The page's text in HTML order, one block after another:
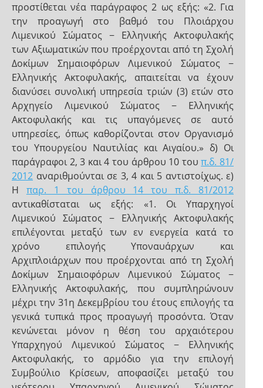
προστίθεται νέα παράγραφος 2 ως εξής: «2. Για
την προαγωγή στο βαθμό του Πλοιάρχου
Λιμενικού Σώματος − Ελληνικής Ακτοφυλακής
των Αξιωματικών που προέρχονται από τη Σχολή
Δοκίμων Σημαιοφόρων Λιμενικού Σώματος −
Ελληνικής Ακτοφυλακής, απαιτείται να έχουν
διανύσει συνολική υπηρεσία τριών (3) ετών στο
Αρχηγείο Λιμενικού Σώματος − Ελληνικής
Ακτοφυλακής και τις υπαγόμενες σε αυτό
υπηρεσίες, όπως καθορίζονται στον Οργανισμό
του Υπουργείου Ναυτιλίας και Αιγαίου.» δ) Οι
παράγραφοι 2, 3 και 4 του άρθρου 10 τουπ.δ. 81/
2012 αναριθμούνται σε 3, 4 και 5 αντιστοίχως. ε)
Η παρ. 1 του άρθρου 14 του π.δ. 81/2012
αντικαθίσταται ως εξής: «1. Οι Υπαρχηγοί
Λιμενικού Σώματος − Ελληνικής Ακτοφυλακής
επιλέγονται μεταξύ των εν ενεργεία κατά το
χρόνο επιλογής Υποναυάρχων και
Αρχιπλοιάρχων που προέρχονται από τη Σχολή
Δοκίμων Σημαιοφόρων Λιμενικού Σώματος −
Ελληνικής Ακτοφυλακής, που συμπληρώνουν
μέχρι την 31η Δεκεμβρίου του έτους επιλογής τα
γενικά τυπικά προς προαγωγή προσόντα. Όταν
κενώνεται μόνον η θέση του αρχαιότερου
Υπαρχηγού Λιμενικού Σώματος − Ελληνικής
Ακτοφυλακής, το αρμόδιο για την επιλογή
Συμβούλιο Κρίσεων, αποφασίζει μεταξύ του